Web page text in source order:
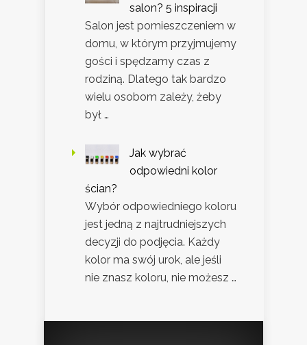
salon? 5 inspiracji
Salon jest pomieszczeniem w
domu, w którym przyjmujemy
gości i spędzamy czas z
rodziną. Dlatego tak bardzo
wielu osobom zależy, żeby
był …
Jak wybrać
odpowiedni kolor
ścian?
Wybór odpowiedniego koloru
jest jedną z najtrudniejszych
decyzji do podjęcia. Każdy
kolor ma swój urok, ale jeśli
nie znasz koloru, nie możesz …